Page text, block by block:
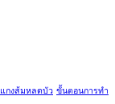
แกงส้มหลดบัว ขั้นตอนการทำ